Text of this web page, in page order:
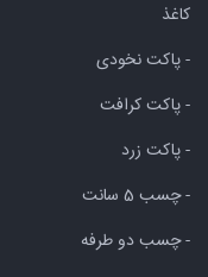
کاغذ
- پاکت نخودی
- پاکت کرافت
- پاکت زرد
- چسب 5 سانت
- چسب دو طرفه